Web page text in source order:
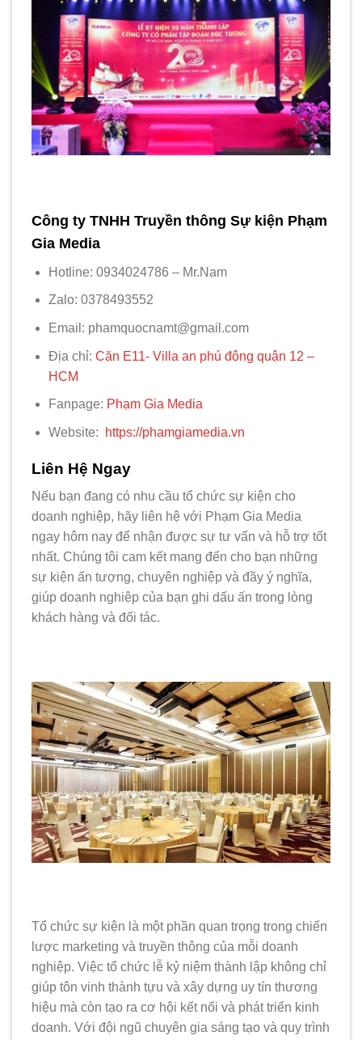
Công ty TNHH Truyền thông Sự kiện Phạm
Gia Media
Hotline: 0934024786 – Mr.Nam
Zalo: 0378493552
Email: phamquocnamt@gmail.com
Địa chỉ: Căn E11- Villa an phú đông quận 12 –
HCM
Fanpage: Phạm Gia Media
Website: https://phamgiamedia.vn
Liên Hệ Ngay
Nếu bạn đang có nhu cầu tổ chức sự kiện cho
doanh nghiệp, hãy liên hệ với Phạm Gia Media
ngay hôm nay để nhận được sự tư vấn và hỗ trợ tốt
nhất. Chúng tôi cam kết mang đến cho bạn những
sự kiện ấn tượng, chuyên nghiệp và đầy ý nghĩa,
giúp doanh nghiệp của bạn ghi dấu ấn trong lòng
khách hàng và đối tác.
Tổ chức sự kiện là một phần quan trọng trong chiến
lược marketing và truyền thông của mỗi doanh
nghiệp. Việc tổ chức lễ kỷ niệm thành lập không chỉ
giúp tôn vinh thành tựu và xây dựng uy tín thương
hiệu mà còn tạo ra cơ hội kết nối và phát triển kinh
doanh. Với đội ngũ chuyên gia sáng tạo và quy trình